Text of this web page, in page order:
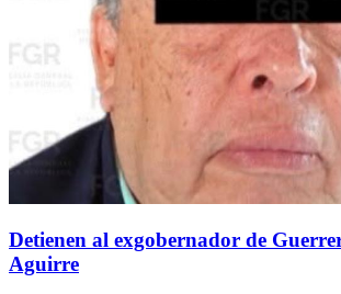
Detienen al exgobernador de
Aguirre